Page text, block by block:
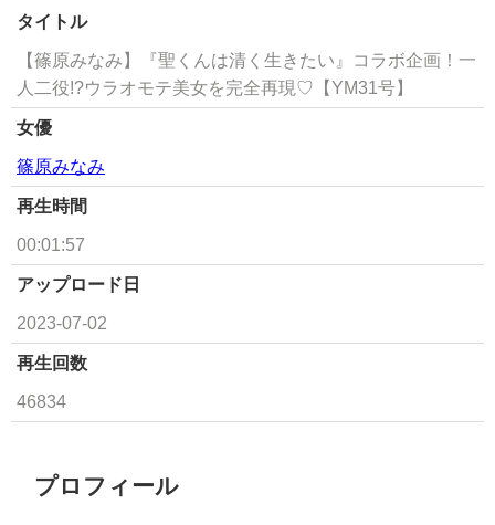
タイトル
【篠原みなみ】『聖くんは清く生きたい』コラボ企画！一
人二役!?ウラオモテ美女を完全再現♡【YM31号】
女優
篠原みなみ
再生時間
00:01:57
アップロード日
2023-07-02
再生回数
46834
プロフィール